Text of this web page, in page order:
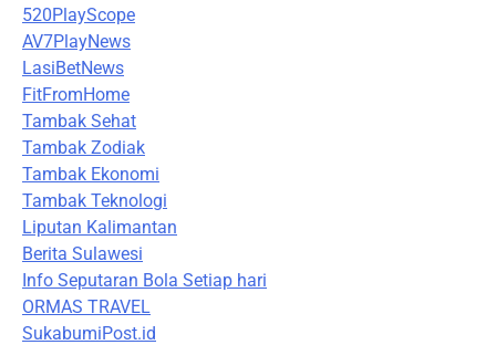
520PlayScope
AV7PlayNews
LasiBetNews
FitFromHome
Tambak Sehat
Tambak Zodiak
Tambak Ekonomi
Tambak Teknologi
Liputan Kalimantan
Berita Sulawesi
Info Seputaran Bola Setiap hari
ORMAS TRAVEL
SukabumiPost.id